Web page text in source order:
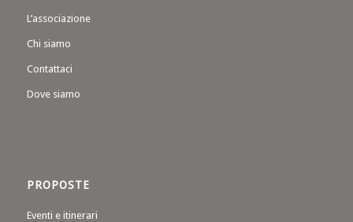
L’associazione
Chi siamo
Contattaci
Dove siamo
PROPOSTE
Eventi e itinerari